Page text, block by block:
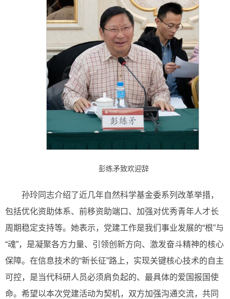
彭练矛致欢迎辞
孙玲同志介绍了近几年自然科学基金委系列改革举措，
包括优化资助体系、前移资助端口、加强对优秀青年人才长
周期稳定支持等。她表示，党建工作是我们事业发展的“根”与
“魂”，是凝聚各方力量、引领创新方向、激发奋斗精神的核心
保障。在信息技术的“新长征”路上，实现关键核心技术的自主
可控，是当代科研人员必须肩负起的、最具体的爱国报国使
命。希望以本次党建活动为契机，双方加强沟通交流，共同